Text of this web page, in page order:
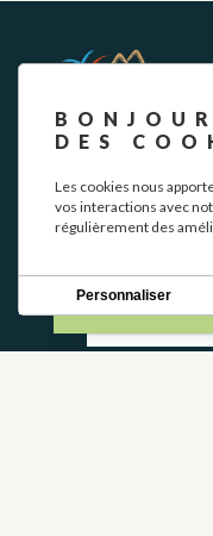
NEWSLETTER
DES
Les cookies nous
vos interactions avec
régulièrement des
Personnaliser